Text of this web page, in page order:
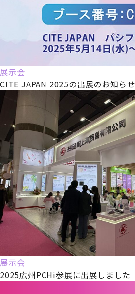
展示会
CITE JAPAN 2025の出展のお知らせ
展示会
2025広州PCHi参展に出展しました